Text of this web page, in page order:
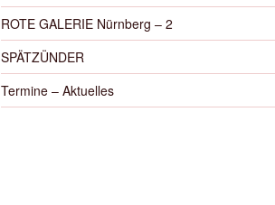
ROTE GALERIE Nürnberg – 2
SPÄTZÜNDER
Termine – Aktuelles